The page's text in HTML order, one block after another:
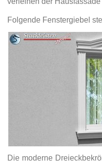
Folgende Fenstergiebel
Die moderne